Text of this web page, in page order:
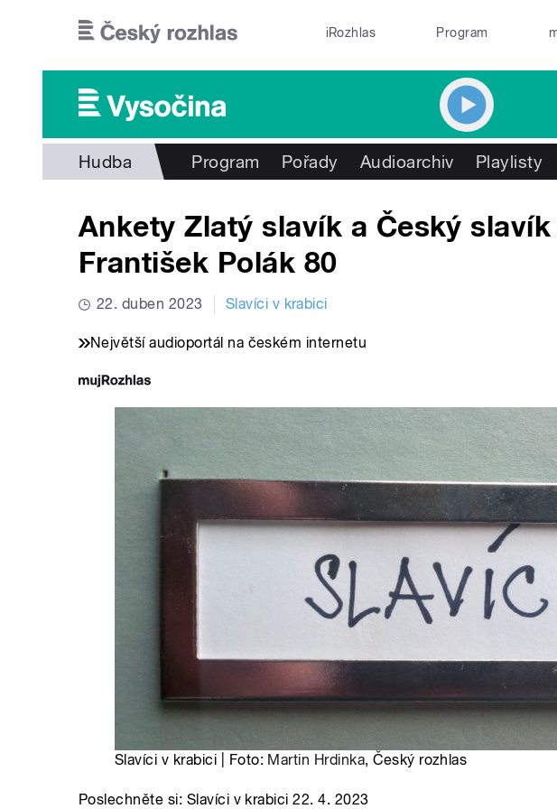
iRozhlas Program
Hudba Program Pořady Audioarchiv Playlisty
Ankety Zlatý slavík a Český
František Polák 80
22. duben 2023 Slavíci v krabici
Největší audioportál na českém internetu
Slavíci v krabici | Foto: Martin Hrdinka, Český rozhlas
Poslechněte si: Slavíci v krabici 22. 4. 2023